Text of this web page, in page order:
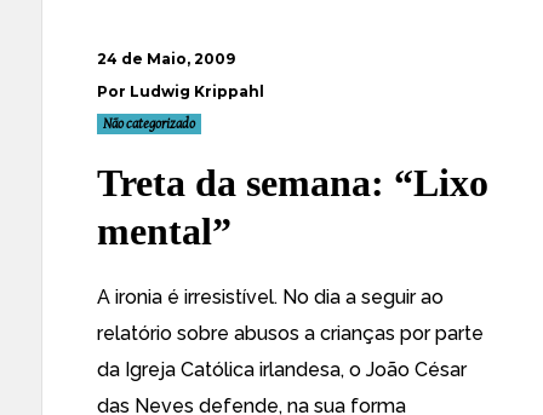
24 de Maio, 2009
Por Ludwig Krippahl
Não categorizado
Treta da semana: “Lixo
mental”
A ironia é irresistível. No dia a seguir ao
relatório sobre abusos a crianças por parte
da Igreja Católica irlandesa, o João César
das Neves defende, na sua forma